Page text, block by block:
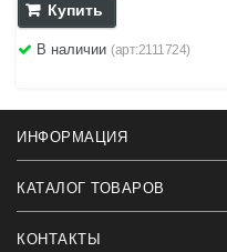
Купить
В наличии (арт:2111724)
ИНФОРМАЦИЯ
КАТАЛОГ ТОВАРОВ
КОНТАКТЫ